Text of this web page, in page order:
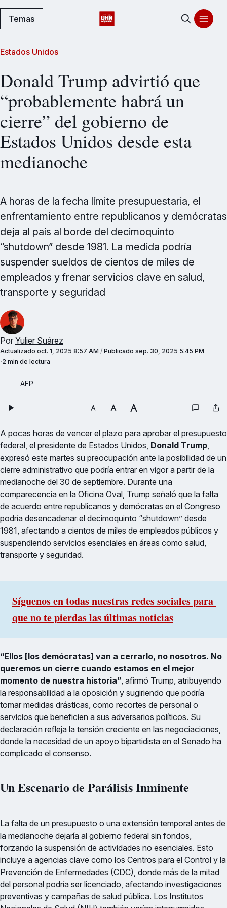
Temas
Estados Unidos
Donald Trump advirtió que
“probablemente habrá un
cierre” del gobierno de
Estados Unidos desde esta
medianoche
A horas de la fecha límite presupuestaria, el
enfrentamiento entre republicanos y demócratas
deja al país al borde del decimoquinto
“shutdown” desde 1981. La medida podría
suspender sueldos de cientos de miles de
empleados y frenar servicios clave en salud,
transporte y seguridad
Por Yulier Suárez
Actualizado oct. 1, 2025 8:57 AM / Publicado sep. 30, 2025 5:45 PM
2 min de lectura
AFP
A pocas horas de vencer el plazo para aprobar el presupuesto
federal, el presidente de Estados Unidos, Donald Trump,
expresó este martes su preocupación ante la posibilidad de un
cierre administrativo que podría entrar en vigor a partir de la
medianoche del 30 de septiembre. Durante una
comparecencia en la Oficina Oval, Trump señaló que la falta
de acuerdo entre republicanos y demócratas en el Congreso
podría desencadenar el decimoquinto “shutdown” desde
1981, afectando a cientos de miles de empleados públicos y
suspendiendo servicios esenciales en áreas como salud,
transporte y seguridad.
Síguenos en todas nuestras redes sociales para
que no te pierdas las últimas noticias
“Ellos [los demócratas] van a cerrarlo, no nosotros. No
queremos un cierre cuando estamos en el mejor
momento de nuestra historia”, afirmó Trump, atribuyendo
la responsabilidad a la oposición y sugiriendo que podría
tomar medidas drásticas, como recortes de personal o
servicios que beneficien a sus adversarios políticos. Su
declaración refleja la tensión creciente en las negociaciones,
donde la necesidad de un apoyo bipartidista en el Senado ha
complicado el consenso.
Un Escenario de Parálisis Inminente
La falta de un presupuesto o una extensión temporal antes de
la medianoche dejaría al gobierno federal sin fondos,
forzando la suspensión de actividades no esenciales. Esto
incluye a agencias clave como los Centros para el Control y la
Prevención de Enfermedades (CDC), donde más de la mitad
del personal podría ser licenciado, afectando investigaciones
preventivas y campañas de salud pública. Los Institutos